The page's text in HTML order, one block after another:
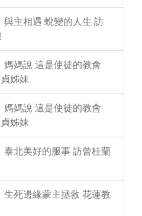
主相遇 蛻變的人生 訪
媽說 這是使徒的教會
姊妹
媽說 這是使徒的教會
姊妹
泰北美好的服事 訪曾桂蘭
死邊緣蒙主拯救 花蓮教